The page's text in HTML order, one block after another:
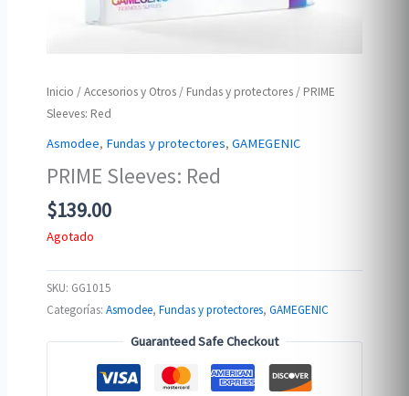
Inicio /Accesorios y Otros / Fundas y protectores / PRIME
Sleeves: Red
Asmodee, Fundas y protectores,GAMEGENIC
PRIME Sleeves: Red
$139.00
Agotado
SKU: GG1015
Categorías:Asmodee,Fundas y protectores,GAMEGENIC
Guaranteed Safe Checkout